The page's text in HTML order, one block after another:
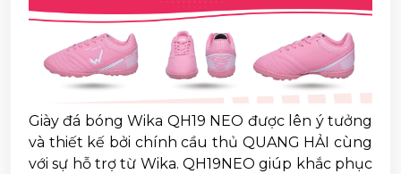
Giày đá bóng Wika QH19 NEO được lên ý tưởng
và thiết kế bởi chính cầu thủ QUANG HẢI cùng
với sự hỗ trợ từ Wika. QH19NEO giúp khắc phục